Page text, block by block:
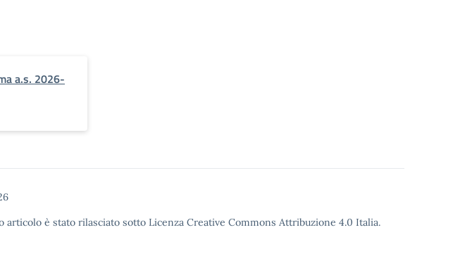
a.s. 2026-
articolo è stato rilasciato sotto Licenza Creative Commons Attribuzione 4.0 Italia.